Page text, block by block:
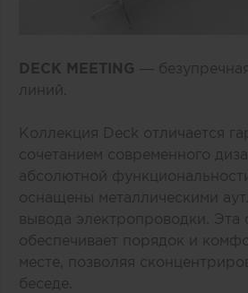
DECK MEETING —
линий.
Коллекция Deck отличается
сочетанием современного
абсолютной
оснащены металлическими
вывода электропроводки. Эта
обеспечивает порядок и
месте, позволяя
беседе.